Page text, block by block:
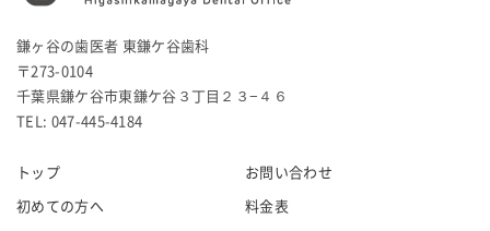
鎌ヶ谷の歯医者 東鎌ケ谷歯科
〒273-0104
千葉県鎌ケ谷市東鎌ケ谷３丁目２３−４６
TEL: 047-445-4184
トップ
初めての方へ
お問い合わせ
料金表